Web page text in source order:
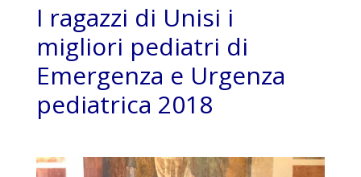
I ragazzi di Unisi i
migliori pediatri di
Emergenza e Urgenza
pediatrica 2018